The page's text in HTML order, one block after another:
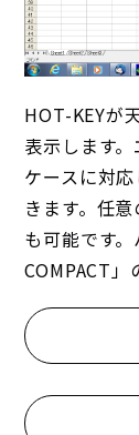
HOT-KEYが
表示します
ケースに対
きます。任
も可能です
COMPACT」